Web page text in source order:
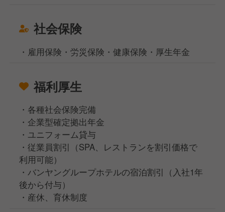
社会保険
・雇用保険・労災保険・健康保険・厚生年金
福利厚生
・各種社会保険完備
・企業型確定拠出年金
・ユニフォーム貸与
・従業員割引（SPA、レストランを割引価格で
利用可能）
・バンヤングループホテルの宿泊割引（入社1年
後から付与）
・産休、育休制度